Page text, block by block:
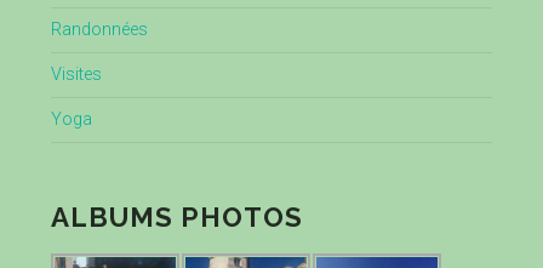
Randonnées
Visites
Yoga
ALBUMS PHOTOS